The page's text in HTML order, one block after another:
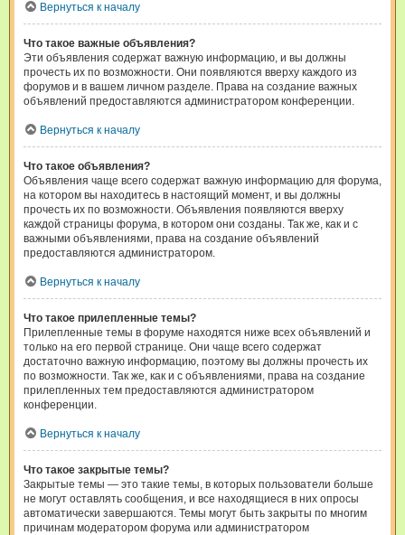
Вернуться к началу
Что такое важные объявления?
Эти объявления содержат важную информацию, и вы должны
прочесть их по возможности. Они появляются вверху каждого из
форумов и в вашем личном разделе. Права на создание важных
объявлений предоставляются администратором конференции.
Вернуться к началу
Что такое объявления?
Объявления чаще всего содержат важную информацию для форума,
на котором вы находитесь в настоящий момент, и вы должны
прочесть их по возможности. Объявления появляются вверху
каждой страницы форума, в котором они созданы. Так же, как и с
важными объявлениями, права на создание объявлений
предоставляются администратором.
Вернуться к началу
Что такое прилепленные темы?
Прилепленные темы в форуме находятся ниже всех объявлений и
только на его первой странице. Они чаще всего содержат
достаточно важную информацию, поэтому вы должны прочесть их
по возможности. Так же, как и с объявлениями, права на создание
прилепленных тем предоставляются администратором
конференции.
Вернуться к началу
Что такое закрытые темы?
Закрытые темы — это такие темы, в которых пользователи больше
не могут оставлять сообщения, и все находящиеся в них опросы
автоматически завершаются. Темы могут быть закрыты по многим
причинам модератором форума или администратором